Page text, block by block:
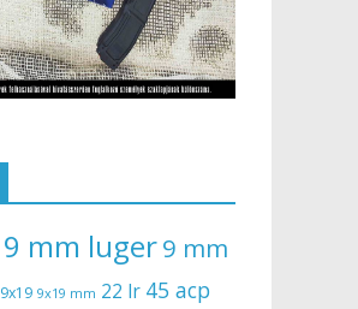
9 mm luger9 mm
9x19 9x19 mm 22 lr 45 acp